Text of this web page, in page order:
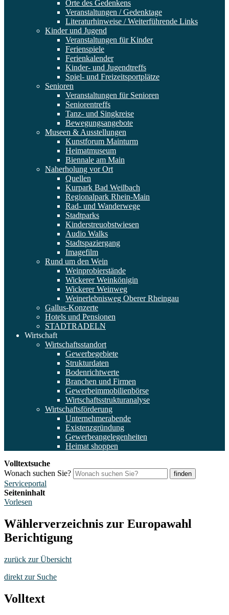
Orte des Gedenkens
Veranstaltungen / Gedenktage
Literaturhinweise / Weiterführende Links
Kinder und Jugend
Veranstaltungen für Kinder
Ferienspiele
Ferienkalender
Kinder- und Jugendtreffs
Spiel- und Freizeitsportplätze
Senioren
Veranstaltungen für Senioren
Seniorentreffs
Tanz- und Singkreise
Bewegungsangebote
Museen & Ausstellungen
Kunstforum Mainturm
Heimatmuseum
Biennale am Main
Naherholung vor Ort
Quellen
Kurpark Bad Weilbach
Regionalpark Rhein-Main
Rad- und Wanderwege
Stadtparks
Kinderstreuobstwiesen
Audio Walks
Stadtspaziergang
Imagefilm
Rund um den Wein
Weinprobierstände
Wickerer Weinkönigin
Wickerer Weinweg
Weinerlebnisweg Oberer Rheingau
Gallus-Konzerte
Hotels und Pensionen
STADTRADELN
Wirtschaft
Wirtschaftsstandort
Gewerbegebiete
Strukturdaten
Bodenrichtwerte
Branchen und Firmen
Gewerbeimmobilienbörse
Wirtschaftsstrukturanalyse
Wirtschaftsförderung
Unternehmerabende
Existenzgründung
Gewerbeangelegenheiten
Heimat shoppen
Volltextsuche
Wonach suchen Sie?
finden
Serviceportal
Seiteninhalt
Vorlesen
Wählerverzeichnis zur Europawahl
Berichtigung
zurück zur Übersicht
direkt zur Suche
Volltext